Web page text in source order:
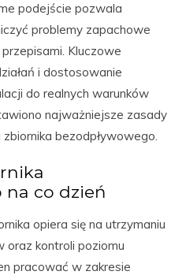
podejście pozwala
problemy zapachowe
Kluczowe
i dostosowanie
do realnych warunków
najważniejsze zasady
bezodpływowego.
na co dzień
opiera się na utrzymaniu
oraz kontroli poziomu
pracować w zakresie